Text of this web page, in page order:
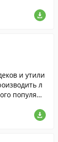
и утили
л
популярн